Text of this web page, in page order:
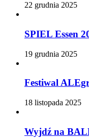
22 grudnia 2025
SPIEL Essen
19 grudnia 2025
Festiwal
18 listopada 2025
Wyjdź na